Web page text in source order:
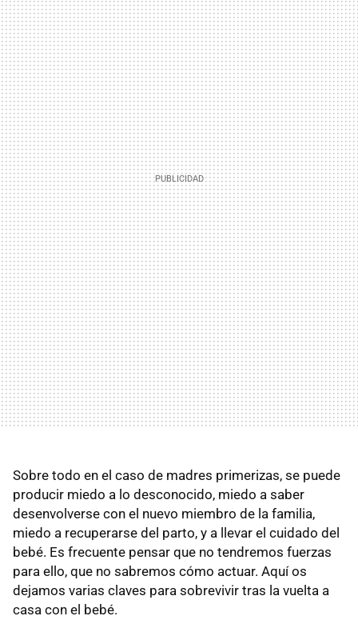
Sobre todo en el caso de madres primerizas, se puede
producir miedo a lo desconocido, miedo a saber
desenvolverse con el nuevo miembro de la familia,
miedo a recuperarse del parto, y a llevar el cuidado del
bebé. Es frecuente pensar que no tendremos fuerzas
para ello, que no sabremos cómo actuar. Aquí os
dejamos varias claves para sobrevivir tras la vuelta a
casa con el bebé.